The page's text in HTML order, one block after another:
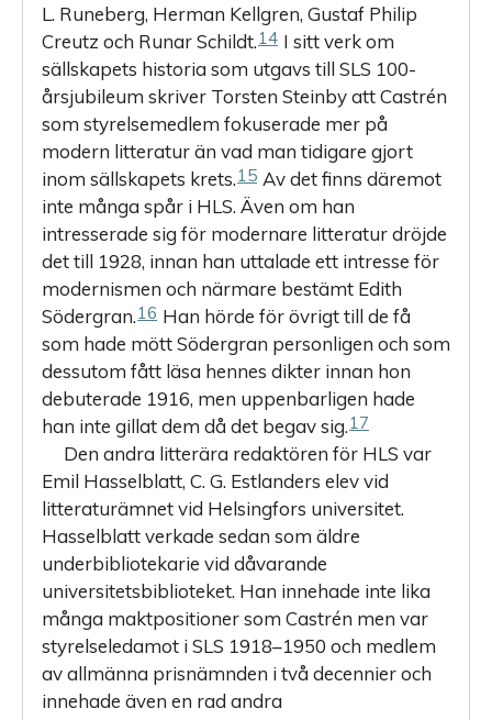
L. Runeberg, Herman Kellgren, Gustaf ­Philip
Creutz och Runar Schildt.14 I sitt verk om
sällskapets historia som utgavs till SLS 100-
årsjubileum skriver Torsten Steinby att Castrén
som styrelse­medlem fokuserade mer på
modern litteratur än vad man tidigare gjort
inom sällskapets krets.15 Av det finns däremot
inte många spår i HLS. Även om han
intresserade sig för modernare litteratur dröjde
det till 1928, innan han uttalade ett intresse för
modernismen och närmare bestämt Edith
Södergran.16 Han hörde för övrigt till de få
som hade mött Södergran personligen och som
dessutom fått läsa hennes dikter innan hon
debuterade 1916, men uppenbarligen hade
han inte gillat dem då det begav sig.17
Den andra litterära redaktören för HLS var
Emil Hasselblatt, C. G. Estlanders elev vid
litteraturämnet vid Helsingfors universitet.
Hasselblatt verkade sedan som äldre
underbibliotekarie vid dåvarande
universitetsbiblioteket. Han innehade inte lika
många maktpositioner som Castrén men var
styrelseledamot i SLS 1918–1950 och medlem
av allmänna prisnämnden i två decennier och
innehade även en rad andra